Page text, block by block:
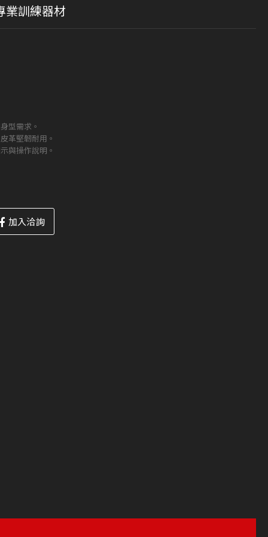
業訓練器材
型需求。
革堅韌耐用。
與操作說明。
加入洽詢